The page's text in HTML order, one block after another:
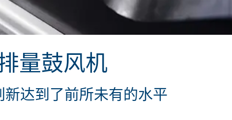
量鼓风机
新达到了前所未有的水平